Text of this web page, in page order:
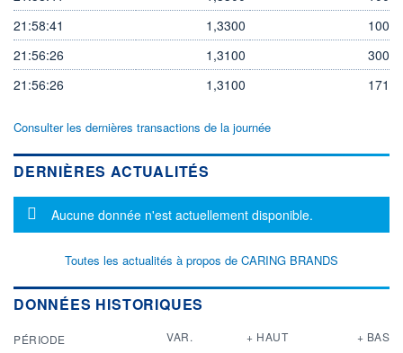
21:58:41
1,3300
100
21:56:26
1,3100
300
21:56:26
1,3100 171
Consulter les dernières transactions de la journée
DERNIÈRES ACTUALITÉS
Message d'information
Aucune donnée n'est actuellement disponible.
Toutes les actualités à propos de CARING BRANDS
DONNÉES HISTORIQUES
PÉRIODE VAR. + HAUT + BAS